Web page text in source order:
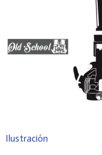
Ilustración